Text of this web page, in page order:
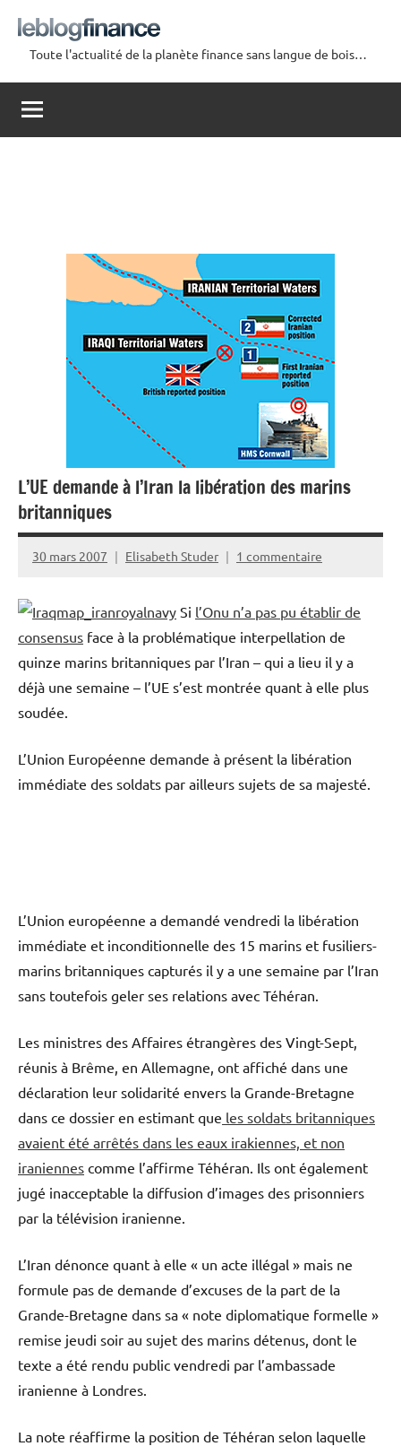
contenu
Le
Blog
Finance
Toute l'actualité de la planète finance sans langue de bois…
L’UE demande à l’Iran la libération des marins
britanniques
30 mars 2007 Elisabeth Studer 1 commentaire
Si l’Onu n’a pas pu établir de
consensus face à la problématique interpellation de
quinze marins britanniques par l’Iran – qui a lieu il y a
déjà une semaine – l’UE s’est montrée quant à elle plus
soudée.
L’Union Européenne demande à présent la libération
immédiate des soldats par ailleurs sujets de sa majesté.
L’Union européenne a demandé vendredi la libération
immédiate et inconditionnelle des 15 marins et fusiliers-
marins britanniques capturés il y a une semaine par l’Iran
sans toutefois geler ses relations avec Téhéran.
Les ministres des Affaires étrangères des Vingt-Sept,
réunis à Brême, en Allemagne, ont affiché dans une
déclaration leur solidarité envers la Grande-Bretagne
dans ce dossier en estimant que les soldats britanniques
avaient été arrêtés dans les eaux irakiennes, et non
iraniennes comme l’affirme Téhéran. Ils ont également
jugé inacceptable la diffusion d’images des prisonniers
par la télévision iranienne.
L’Iran dénonce quant à elle « un acte illégal » mais ne
formule pas de demande d’excuses de la part de la
Grande-Bretagne dans sa « note diplomatique formelle »
remise jeudi soir au sujet des marins détenus, dont le
texte a été rendu public vendredi par l’ambassade
iranienne à Londres.
La note réaffirme la position de Téhéran selon laquelle